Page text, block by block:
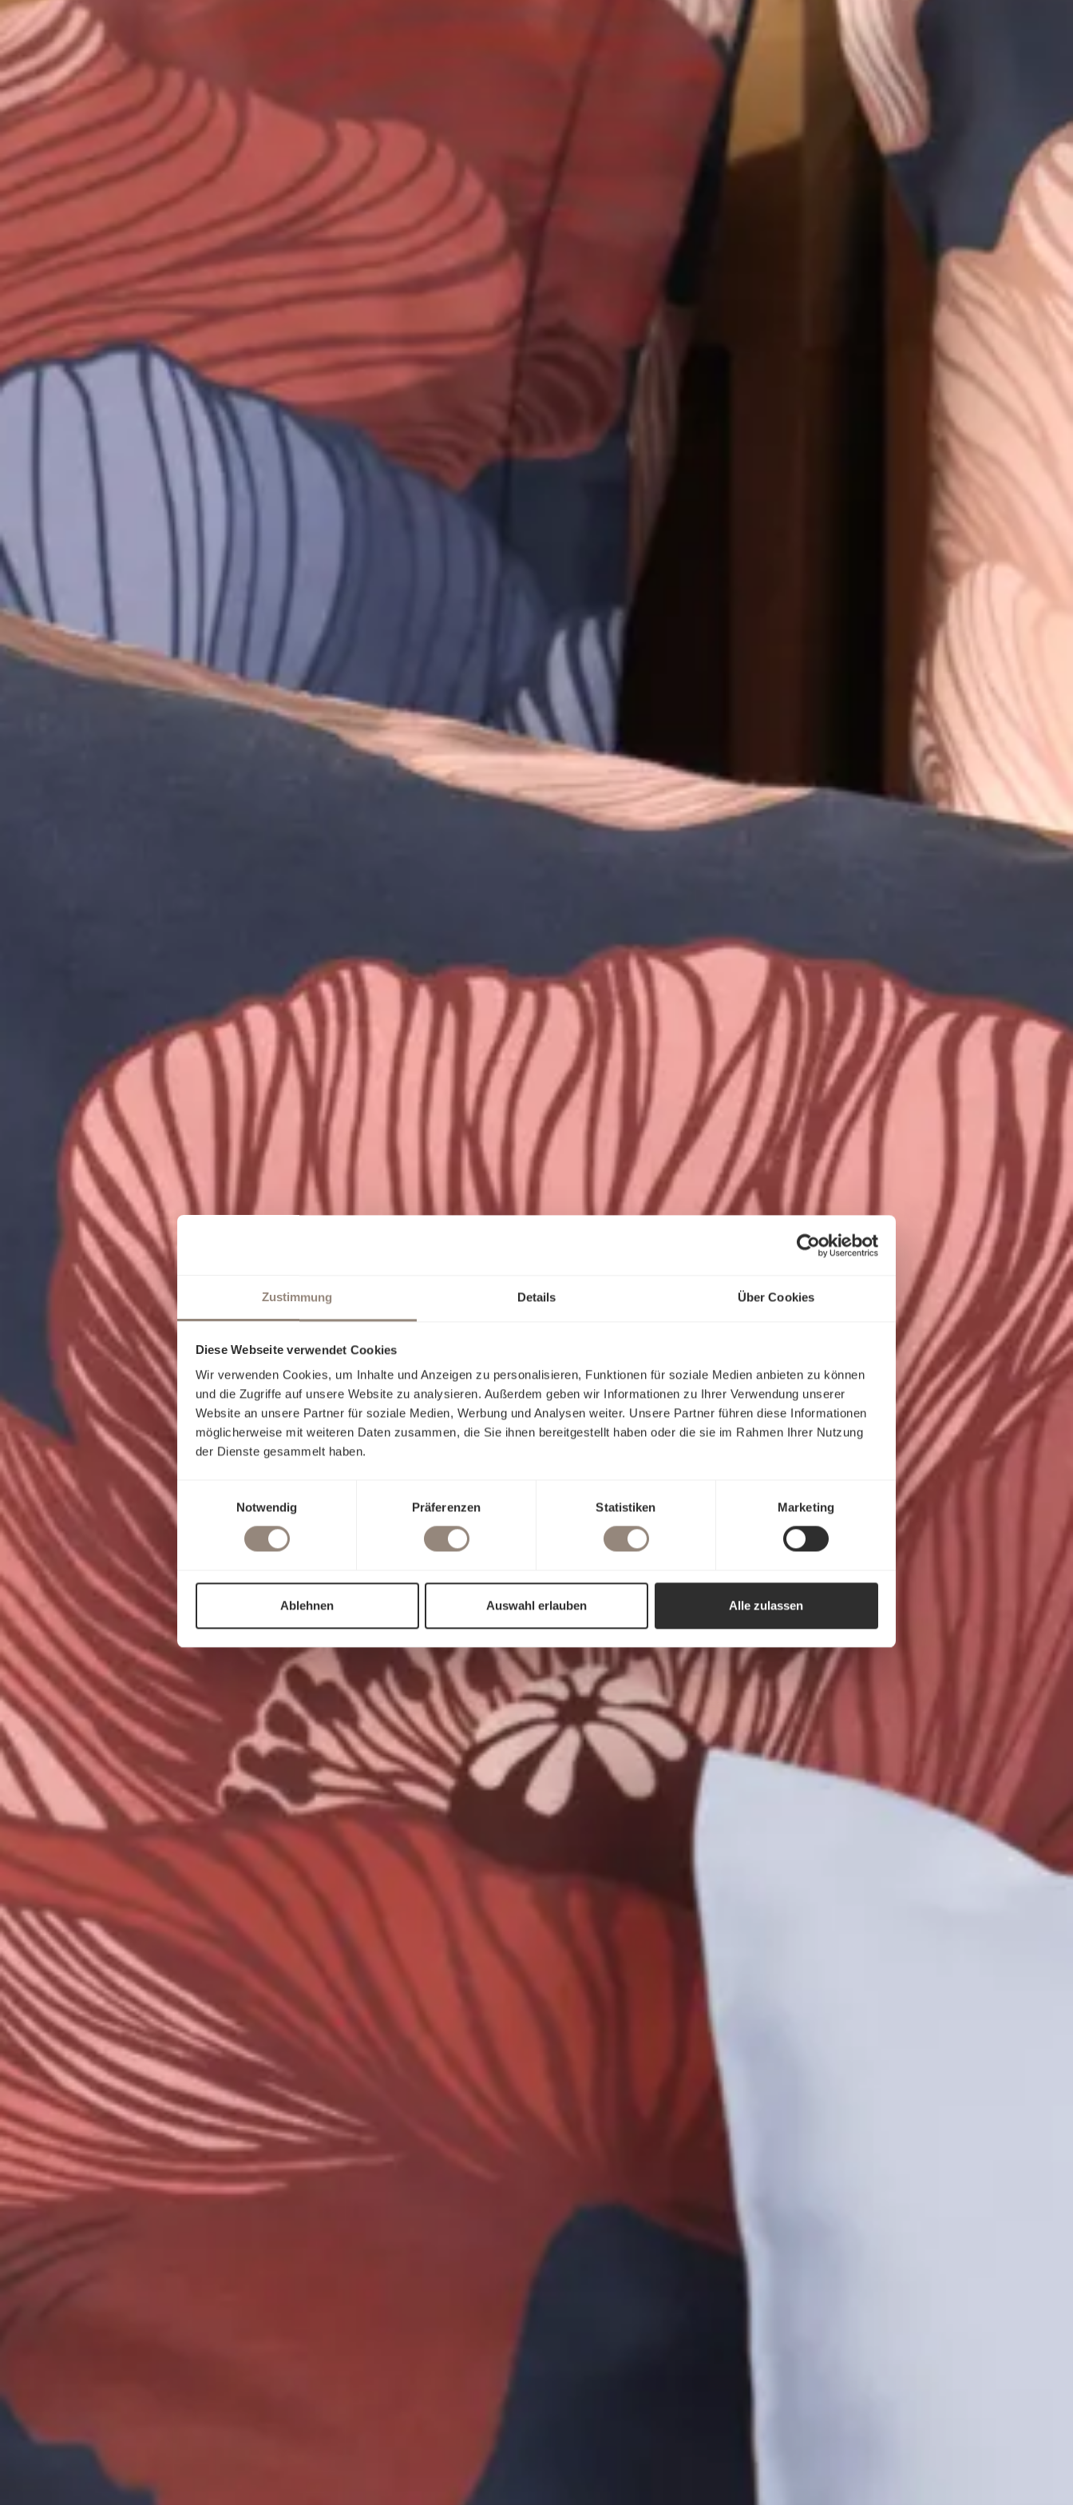
Zustimmung Details Über Cookies
Diese Webseite verwendet Cookies
Wir verwenden Cookies, um Inhalte und Anzeigen zu personalisieren, Funktionen für soziale Medien anbieten zu können
und die Zugriffe auf unsere Website zu analysieren. Außerdem geben wir Informationen zu Ihrer Verwendung unserer
Website an unsere Partner für soziale Medien, Werbung und Analysen weiter. Unsere Partner führen diese Informationen
möglicherweise mit weiteren Daten zusammen, die Sie ihnen bereitgestellt haben oder die sie im Rahmen Ihrer Nutzung
der Dienste gesammelt haben.
Notwendig
Präferenzen Statistiken Marketing
Ablehnen Auswahl erlauben Alle zulassen